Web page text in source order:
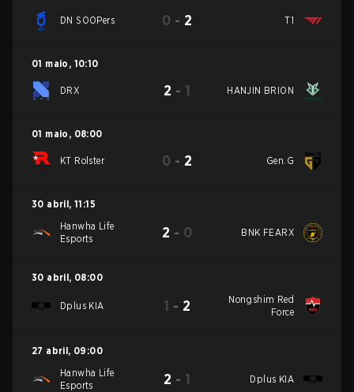
DN SOOPers 0 - 2 T1
01 maio , 10:10
DRX 2 - 1 HANJIN BRION
01 maio , 08:00
KT Rolster 0 - 2 Gen.G
30 abril, 11:15
Hanwha Life
Esports
2 - 0 BNK FEARX
30 abril, 08:00
Dplus KIA 1 - 2
Nongshim Red
Force
27 abril, 09:00
Hanwha Life
Esports
2 - 1 Dplus KIA